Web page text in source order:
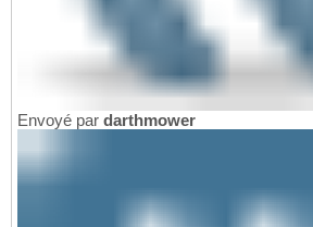
Envoyé par darthmower